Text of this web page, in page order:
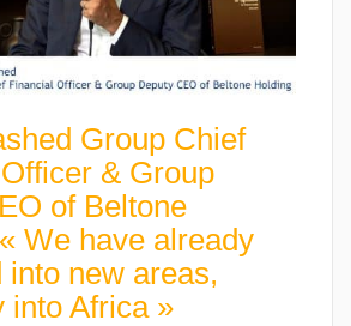
Group Chief
& Group
of Beltone
We have already
into new areas,
into Africa »